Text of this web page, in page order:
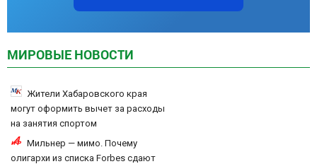
МИРОВЫЕ НОВОСТИ
Жители Хабаровского края
могут оформить вычет за расходы
на занятия спортом
Мильнер — мимо. Почему
олигархи из списка Forbes сдают